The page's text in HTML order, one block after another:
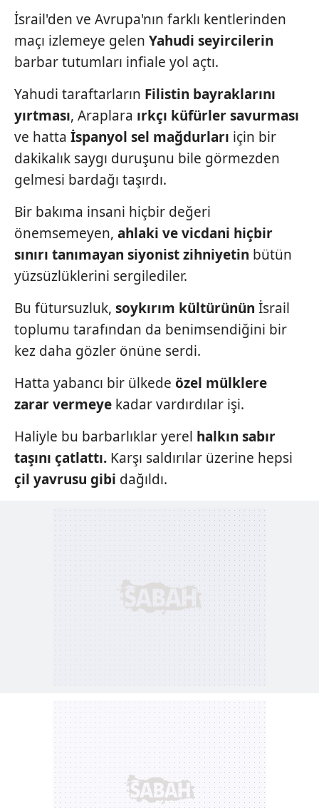
İsrail'den ve Avrupa'nın farklı kentlerinden
maçı izlemeye gelen Yahudi seyircilerin
barbar tutumları infiale yol açtı.
Yahudi taraftarların Filistin bayraklarını
yırtması, Araplara ırkçı küfürlersavurması
ve hatta İspanyol sel mağdurları için bir
dakikalık saygı duruşunu bile görmezden
gelmesi bardağı taşırdı.
Bir bakıma insani hiçbir değeri
önemsemeyen, ahlaki ve vicdani hiçbir
sınırı tanımayan siyonist zihniyetin bütün
yüzsüzlüklerini sergilediler.
Bu fütursuzluk, soykırım kültürünün İsrail
toplumu tarafından da benimsendiğini bir
kez daha gözler önüne serdi.
Hatta yabancı bir ülkede özel mülklere
zarar vermeye kadar vardırdılar işi.
Haliyle bu barbarlıklar yerel halkın sabır
taşını çatlattı. Karşı saldırılar üzerine hepsi
çil yavrusu gibi dağıldı.